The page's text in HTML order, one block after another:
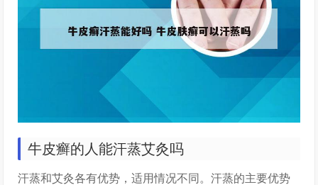
牛皮癣的人能汗蒸艾灸吗
汗蒸和艾灸各有优势，适用情况不同。汗蒸的主要优势